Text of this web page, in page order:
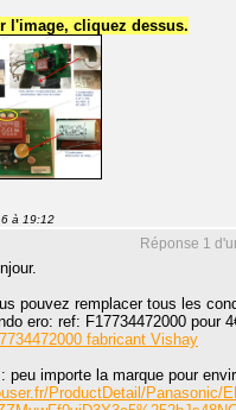
l'image, cliquez dessus.
à 19:12
Réponse 1
pouvez remplacer tous les
ero: ref: F17734472000 pour
fabricant Vishay
peu importe la marque pour
ProductDetail/Panasonic/